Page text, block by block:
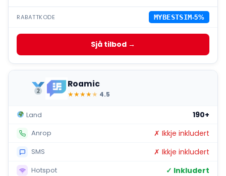
RABATTKODE MYBESTSIM-5%
Sjå tilbod →
Roamic
★★★★★ 4.5
Land 190+
Anrop ✗ Ikkje inkludert
SMS ✗ Ikkje inkludert
Hotspot ✓ Inkludert